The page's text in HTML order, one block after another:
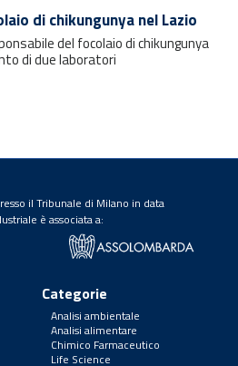
di chikungunya nel Lazio
del focolaio di chikungunya
di due laboratori
il Tribunale di Milano in data
è associata a:
Categorie
Analisi ambientale
Analisi alimentare
Chimico Farmaceutico
Life Science